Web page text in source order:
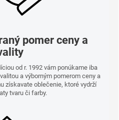
pomer ceny a
od r. 1992 vám ponúkame iba
a výborným pomerom ceny a
získavate oblečenie, ktoré vydrží
tvaru či farby.